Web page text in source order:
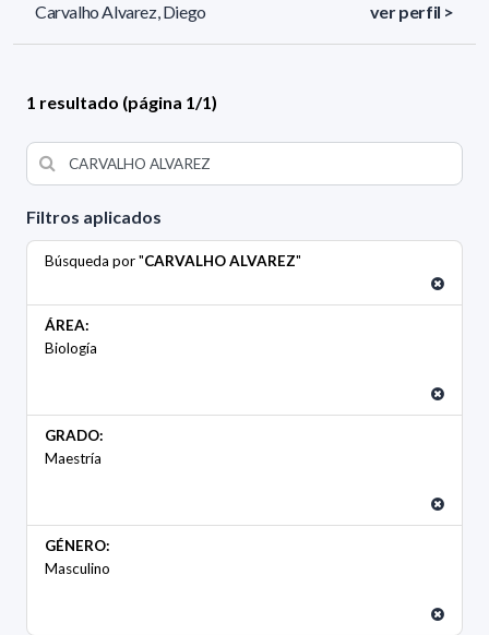
Filtros aplicados
Búsqueda por "CARVALHO ALVAREZ"
ÁREA:
Biología
GRADO:
Maestría
GÉNERO:
Masculino
Carvalho Alvarez, Diego ver perfil >
1 resultado (página 1/1)